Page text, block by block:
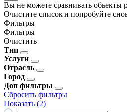
Вы не можете сравнивать обьекты
Очистите список и попробуйте
Фильтры
Фильтры
Очистить
Тип
Услуги
Отрасль
Город
Доп фильтры
Сбросить фильтры
Показать (2)